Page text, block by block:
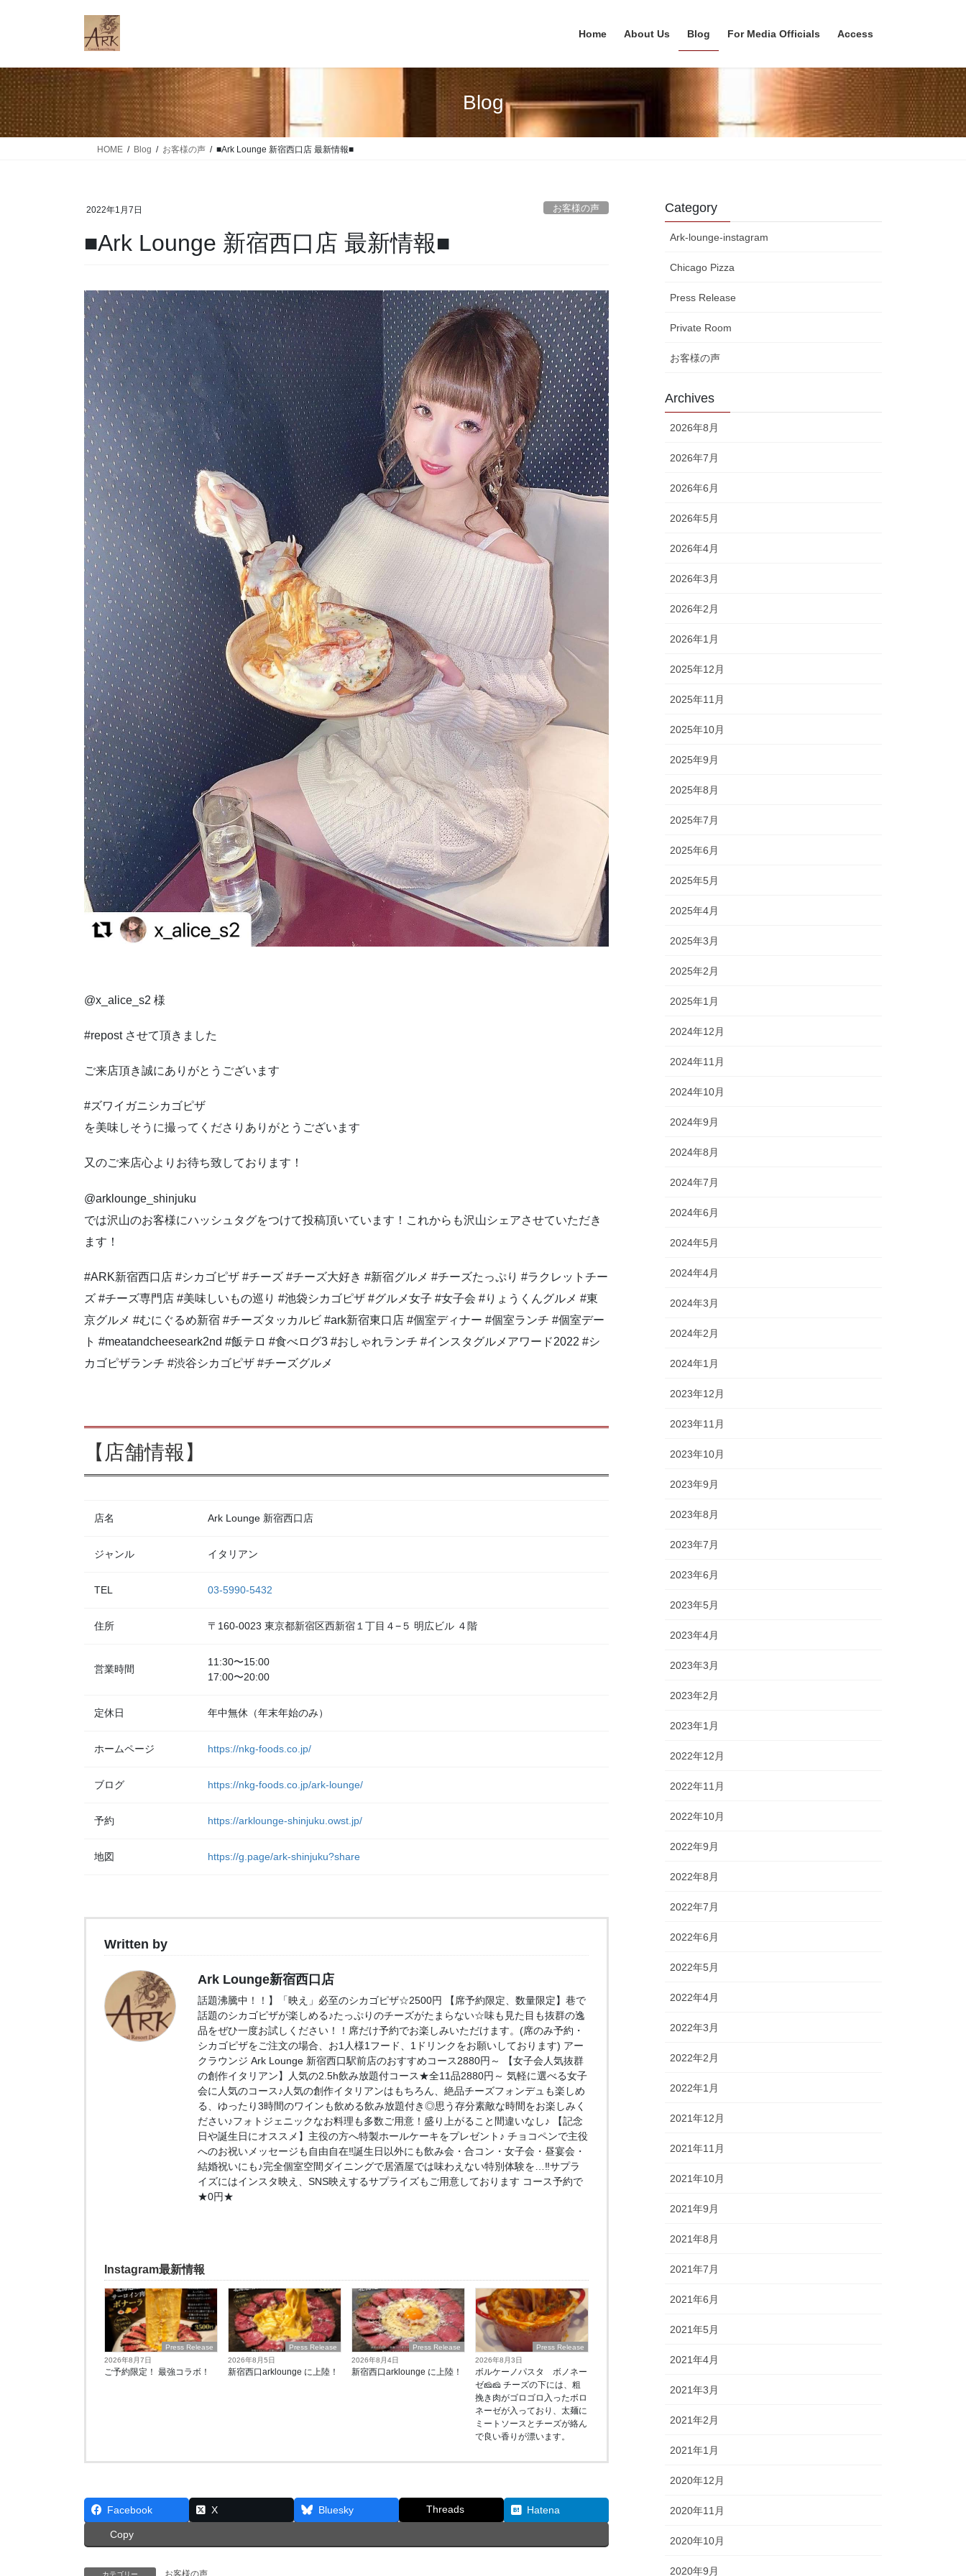
ツ
に
移
動
シ
ョ
ン
に
Home About Us Blog For Media Officials Access
Blog
HOME Blog お客様の声 ■Ark Lounge 新宿西口店 最新情報■
2022年1月7日 お客様の声
■Ark Lounge 新宿西口店 最新情報■
@x_alice_s2 様
#repost させて頂きました
ご来店頂き誠にありがとうございます
#ズワイガニシカゴピザ
を美味しそうに撮ってくださりありがとうございます
又のご来店心よりお待ち致しております！
@arklounge_shinjuku
では沢山のお客様にハッシュタグをつけて投稿頂いています！これからも沢山シェアさせていただき
ます！
#ARK新宿西口店 #シカゴピザ #チーズ #チーズ大好き #新宿グルメ #チーズたっぷり #ラクレットチー
ズ #チーズ専門店 #美味しいもの巡り #池袋シカゴピザ #グルメ女子 #女子会 #りょうくんグルメ #東
京グルメ #むにぐるめ新宿 #チーズタッカルビ #ark新宿東口店 #個室ディナー #個室ランチ #個室デー
ト #meatandcheeseark2nd #飯テロ #食べログ3 #おしゃれランチ #インスタグルメアワード2022 #シ
カゴピザランチ #渋谷シカゴピザ #チーズグルメ
【店舗情報】
店名 Ark Lounge 新宿西口店
ジャンル イタリアン
TEL 03-5990-5432
住所 〒160-0023 東京都新宿区西新宿１丁目４−５ 明広ビル ４階
営業時間
11:30〜15:00
17:00〜20:00
定休日 年中無休（年末年始のみ）
ホームページ https://nkg-foods.co.jp/
ブログ https://nkg-foods.co.jp/ark-lounge/
予約 https://arklounge-shinjuku.owst.jp/
地図 https://g.page/ark-shinjuku?share
Written by
Ark Lounge新宿西口店
話題沸騰中！！】「映え」必至のシカゴピザ☆2500円 【席予約限定、数量限定】巷で
話題のシカゴピザが楽しめる♪たっぷりのチーズがたまらない☆味も見た目も抜群の逸
品をぜひ一度お試しください！！席だけ予約でお楽しみいただけます。(席のみ予約・
シカゴピザをご注文の場合、お1人様1フード、1ドリンクをお願いしております) アー
クラウンジ Ark Lounge 新宿西口駅前店のおすすめコース2880円～ 【女子会人気抜群
の創作イタリアン】人気の2.5h飲み放題付コース★全11品2880円～ 気軽に選べる女子
会に人気のコース♪人気の創作イタリアンはもちろん、絶品チーズフォンデュも楽しめ
る、ゆったり3時間のワインも飲める飲み放題付き◎思う存分素敵な時間をお楽しみく
ださい♪フォトジェニックなお料理も多数ご用意！盛り上がること間違いなし♪ 【記念
日や誕生日にオススメ】主役の方へ特製ホールケーキをプレゼント♪ チョコペンで主役
へのお祝いメッセージも自由自在‼誕生日以外にも飲み会・合コン・女子会・昼宴会・
結婚祝いにも♪完全個室空間ダイニングで居酒屋では味わえない特別体験を…‼サプラ
イズにはインスタ映え、SNS映えするサプライズもご用意しております コース予約で
★0円★
Instagram最新情報
Press Release
2026年8月7日
ご予約限定！ 最強コラボ！
Press Release
2026年8月5日
新宿西口arklounge に上陸！
Press Release
2026年8月4日
新宿西口arklounge に上陸！
Press Release
2026年8月3日
ボルケーノパスタ ボノネー
ゼ🧀🧀 チーズの下には、粗
挽き肉がゴロゴロ入ったボロ
ネーゼが入っており、太麺に
ミートソースとチーズが絡ん
で良い香りが漂います。
Facebook X Bluesky Threads Hatena
Copy
カテゴリー お客様の声
Category
Ark-lounge-instagram
Chicago Pizza
Press Release
Private Room
お客様の声
Archives
2026年8月
2026年7月
2026年6月
2026年5月
2026年4月
2026年3月
2026年2月
2026年1月
2025年12月
2025年11月
2025年10月
2025年9月
2025年8月
2025年7月
2025年6月
2025年5月
2025年4月
2025年3月
2025年2月
2025年1月
2024年12月
2024年11月
2024年10月
2024年9月
2024年8月
2024年7月
2024年6月
2024年5月
2024年4月
2024年3月
2024年2月
2024年1月
2023年12月
2023年11月
2023年10月
2023年9月
2023年8月
2023年7月
2023年6月
2023年5月
2023年4月
2023年3月
2023年2月
2023年1月
2022年12月
2022年11月
2022年10月
2022年9月
2022年8月
2022年7月
2022年6月
2022年5月
2022年4月
2022年3月
2022年2月
2022年1月
2021年12月
2021年11月
2021年10月
2021年9月
2021年8月
2021年7月
2021年6月
2021年5月
2021年4月
2021年3月
2021年2月
2021年1月
2020年12月
2020年11月
2020年10月
2020年9月